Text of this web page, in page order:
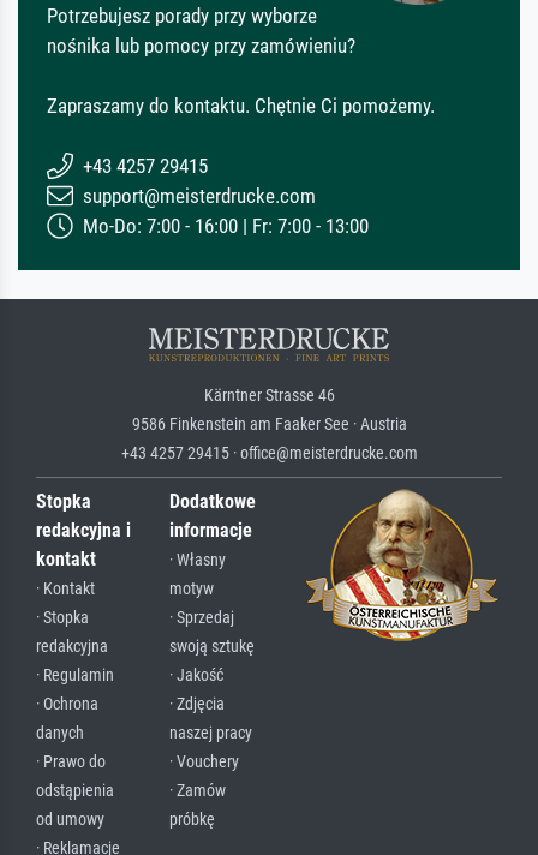
Potrzebujesz porady przy wyborze
nośnika lub pomocy przy zamówieniu?
Zapraszamy do kontaktu. Chętnie Ci pomożemy.
+43 4257 29415
support@meisterdrucke.com
Mo-Do: 7:00 - 16:00 | Fr: 7:00 - 13:00
Kärntner Strasse 46
9586 Finkenstein am Faaker See · Austria
+43 4257 29415 · office@meisterdrucke.com
Stopka
redakcyjna i
kontakt
· Kontakt
· Stopka
redakcyjna
· Regulamin
· Ochrona
danych
· Prawo do
odstąpienia
od umowy
· Reklamacje
Dodatkowe
informacje
· Własny
motyw
· Sprzedaj
swoją sztukę
· Jakość
· Zdjęcia
naszej pracy
· Vouchery
· Zamów
próbkę